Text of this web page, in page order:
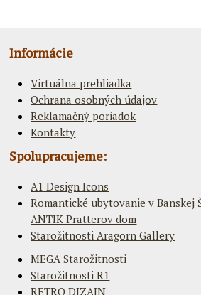
Informácie
Virtuálna prehliadka
Ochrana osobných údajov
Reklamačný poriadok
Kontakty
Spolupracujeme:
A1 Design Icons
Romantické ubytovanie v Banskej
ANTIK Pratterov dom
Starožitnosti Aragorn Gallery
MEGA Starožitnosti
Starožitnosti R1
RETRO DIZAJN